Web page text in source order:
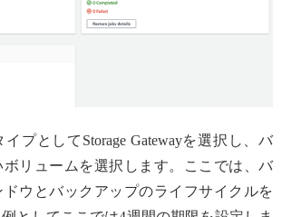
プとしてStorage Gatewayを選択し、バ
ボリュームを選択します。ここでは、バ
ドウとバックアップのライフサイクルを